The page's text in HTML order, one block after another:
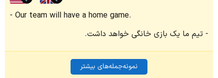
Our team will have a home game.
تیم ما یک بازی خانگی خواهد داشت.
نمونه‌جمله‌های بیشتر